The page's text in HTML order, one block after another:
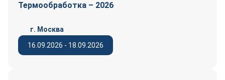
Термообработка – 2026
16.09.2026 - 18.09.2026
г. Москва